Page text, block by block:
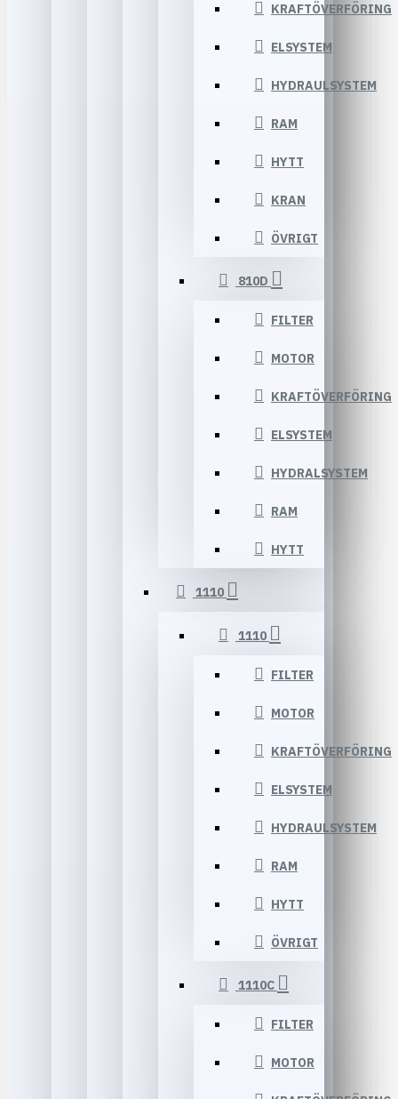
KRAFTÖVERFÖRING
ELSYSTEM
HYDRAULSYSTEM
RAM
HYTT
KRAN
ÖVRIGT
810D
FILTER
MOTOR
KRAFTÖVERFÖRING
ELSYSTEM
HYDRALSYSTEM
RAM
HYTT
1110
1110
FILTER
MOTOR
KRAFTÖVERFÖRING
ELSYSTEM
HYDRAULSYSTEM
RAM
HYTT
ÖVRIGT
1110C
FILTER
MOTOR